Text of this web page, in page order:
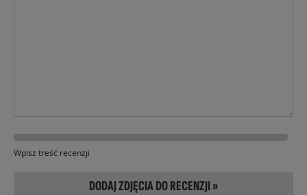
Wpisz treść recenzji
DODAJ ZDJĘCIA DO RECENZJI »